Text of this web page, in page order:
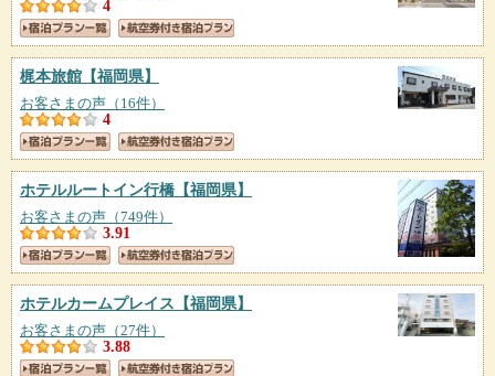
4
梶本旅館 【福岡県】
お客さまの声（16件）
4
ホテルルートイン行橋【福岡県】
お客さまの声（749件）
3.91
ホテルカームプレイス 【福岡県】
お客さまの声（27件）
3.88